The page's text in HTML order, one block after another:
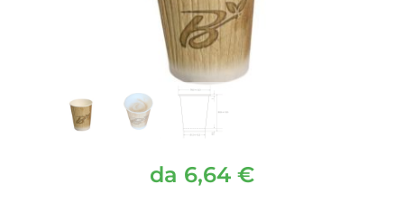
da 6,64 €